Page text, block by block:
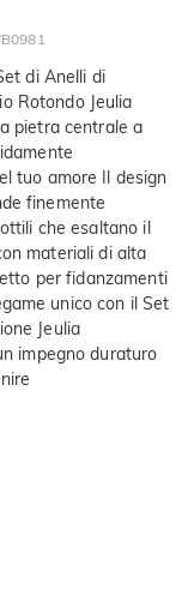
di Anelli di
Rotondo Jeulia
pietra centrale a
tuo amore Il design
finemente
che esaltano il
materiali di alta
per fidanzamenti
unico con il Set
Jeulia
impegno duraturo